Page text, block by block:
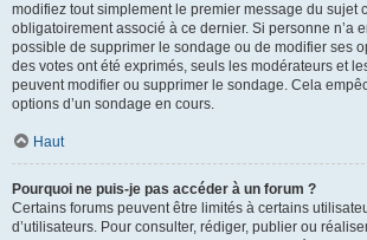
modifiez tout simplement le premier message du sujet
obligatoirement associé à ce dernier. Si personne n’a
possible de supprimer le sondage ou de modifier ses
des votes ont été exprimés, seuls les modérateurs et
peuvent modifier ou supprimer le sondage. Cela
options d’un sondage en cours.
Haut
Pourquoi ne puis-je pas accéder à un forum ?
Certains forums peuvent être limités à certains
d’utilisateurs. Pour consulter, rédiger, publier ou